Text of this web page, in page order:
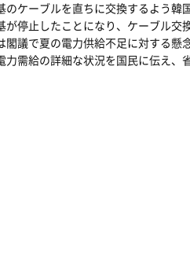
ケーブルを直ちに交換するよう韓
停止したことになり、ケーブル交
議で夏の電力供給不足に対する懸念
需給の詳細な状況を国民に伝え、